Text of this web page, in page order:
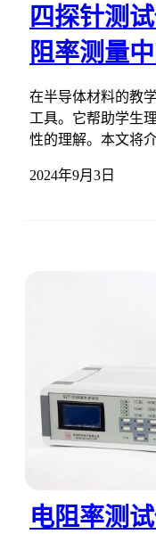
四探针测
阻率测量
在半导体材料的教
工具。它帮助学生
性的理解。本文将
2024年9月3日
电阻率测